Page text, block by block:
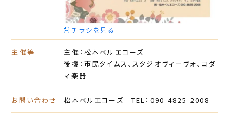
チラシを見る
主催等
主催：松本ベルエコーズ
後援：市民タイムス、スタジオヴィーヴォ、コダ
マ楽器
お問い合わせ 松本ベルエコーズ TEL：090-4825-2008